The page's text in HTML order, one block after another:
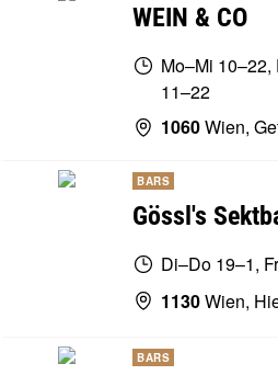
WEIN & CO
Mo–Mi
11–22
1060Wien,
BARS
Gössl's
Di–Do 19–1,
1130Wien,
BARS